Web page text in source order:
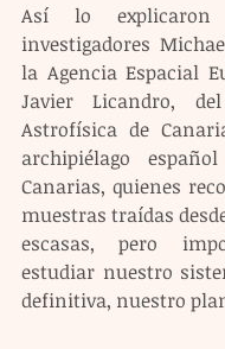
Así lo
investigadores
la Agencia Espacial
Javier Licandro,
Astrofísica de
archipiélago
Canarias, quienes
muestras traídas
escasas, pero
estudiar nuestro
definitiva, nuestro